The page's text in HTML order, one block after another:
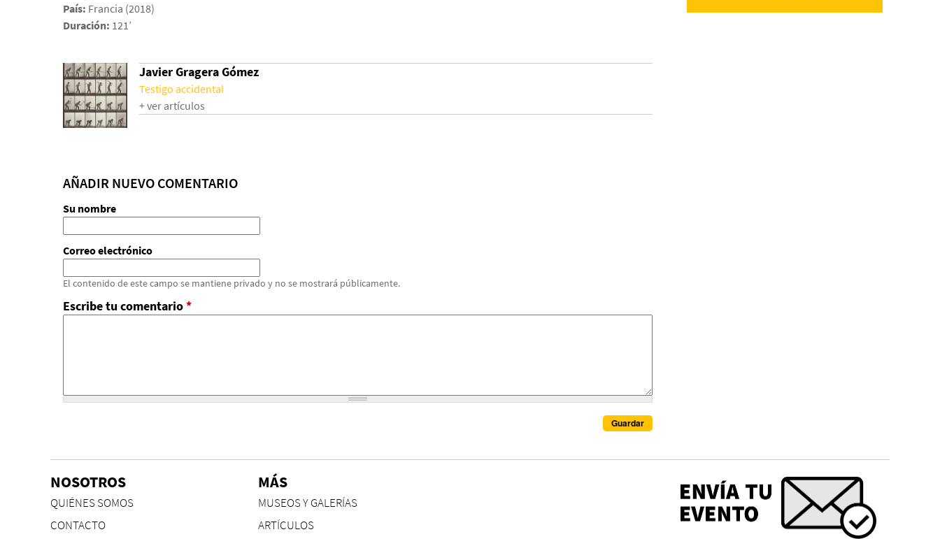
País: Francia (2018)
Duración: 121’
Javier Gragera Gómez
Testigo accidental
+ ver artículos
AÑADIR NUEVO COMENTARIO
Su nombre
Correo electrónico
El contenido de este campo se mantiene privado y no se mostrará públicamente.
Escribe tu comentario*
CS, de José María Salazar
“Memoria, territorio, cine”:
un recorrido por las
imágenes que construyen
NOSOTROS
QUIÉNES SOMOS
CONTACTO
MÁS
MUSEOS Y GALERÍAS
ARTÍCULOS